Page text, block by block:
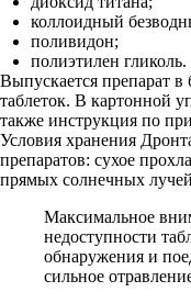
коллоидный
поливидон;
полиэтилен гликоль.
Выпускается препарат
таблеток. В картонной
также инструкция по
Условия хранения
препаратов: сухое
прямых солнечных
Максимальное
недоступности
обнаружения и
сильное